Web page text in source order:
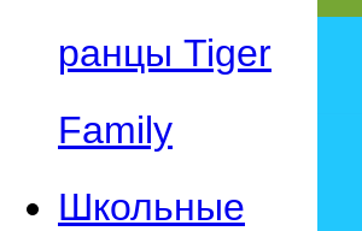
ранцы Tiger
Family
Школьные